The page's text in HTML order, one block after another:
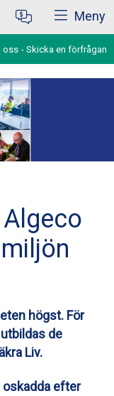
Meny
oss Skicka en förfrågan
högst. För
de
Liv.
efter